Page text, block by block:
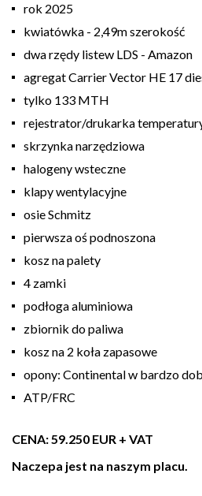
rok 2025
kwiatówka - 2,49m szerokość
dwa rzędy listew LDS - Amazon
agregat Carrier Vector HE 17
tylko 133 MTH
rejestrator/drukarka
skrzynka narzędziowa
halogeny wsteczne
klapy wentylacyjne
osie Schmitz
pierwsza oś podnoszona
kosz na palety
4 zamki
podłoga aluminiowa
zbiornik do paliwa
kosz na 2 koła zapasowe
opony: Continental w bardzo
ATP/FRC
CENA: 59.250 EUR + VAT
Naczepa jest na naszym placu.